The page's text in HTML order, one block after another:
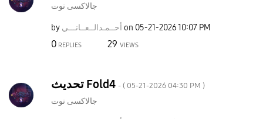
جالاكسى نوت
by أحــمـدالــعــانـــي on ‎05-21-202610:07 PM
0 REPLIES 29 VIEWS
تحديث Fold4 - ( ‎05-21-2026 04:30 PM )
جالاكسى نوت